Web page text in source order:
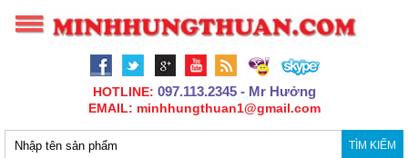
HOTLINE: 097.113.2345 - Mr Hưởng
EMAIL: minhhungthuan1@gmail.com
TÌM KIẾM